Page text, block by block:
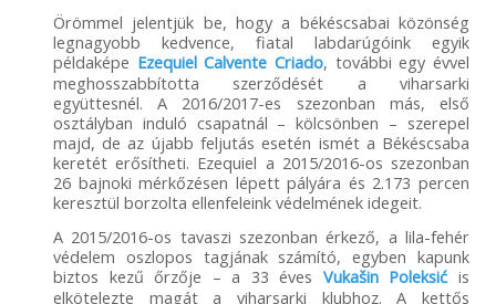
Örömmel jelentjük be, hogy a békéscsabai közönség
legnagyobb kedvence, fiatal labdarúgóink egyik
példaképe Ezequiel Calvente Criado, további egy évvel
meghosszabbította szerződését a viharsarki
együttesnél. A 2016/2017-es szezonban más, első
osztályban induló csapatnál – kölcsönben – szerepel
majd, de az újabb feljutás esetén ismét a Békéscsaba
keretét erősítheti. Ezequiel a 2015/2016-os szezonban
26 bajnoki mérkőzésen lépett pályára és 2.173 percen
keresztül borzolta ellenfeleink védelmének idegeit.
A 2015/2016-os tavaszi szezonban érkező, a lila-fehér
védelem oszlopos tagjának számító, egyben kapunk
biztos kezű őrzője – a 33 éves Vukašin Poleksić is
elkötelezte magát a viharsarki klubhoz. A kettős